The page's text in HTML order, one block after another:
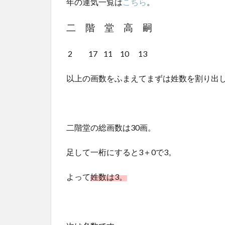
二 階 堂 高 嗣
2 17 11 10 13
以上の画数をふまえてまずは姓数を割り出
二階堂の総画数は30画。
足して一桁にすると3＋0で3。
よって姓数は3。